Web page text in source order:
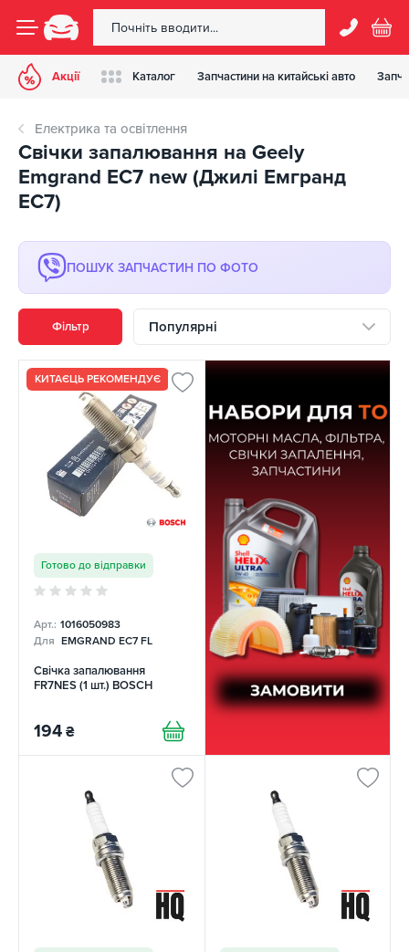
Акції Каталог Запчастини на китайські авто
Електрика та освітлення
Свічки запалювання на Geely
Emgrand EC7 new (Джилі Емгранд
ЕС7)
ПОШУК ЗАПЧАСТИН ПО ФОТО
Фільтр Популярні
КИТАЄЦЬ РЕКОМЕНДУЄ
Готово до відправки
Арт.: 1016050983
Для EMGRAND EC7 FL
Свічка запалювання
FR7NES (1 шт.) BOSCH
194 ₴